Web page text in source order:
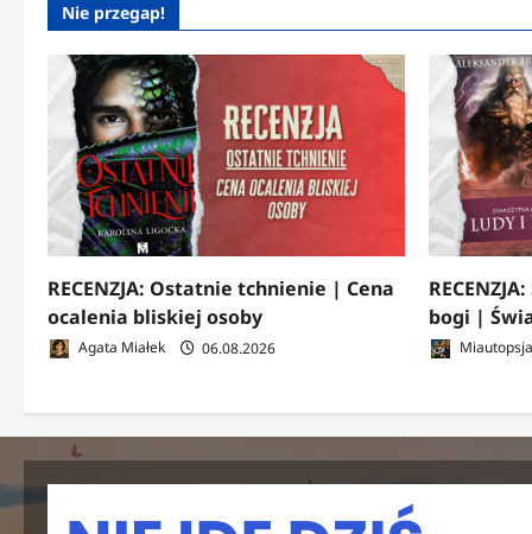
Nie przegap!
RECENZJA: Ostatnie tchnienie | Cena
ocalenia bliskiej osoby
Agata Miałek 06.08.2026
bogi |
Miautopsja